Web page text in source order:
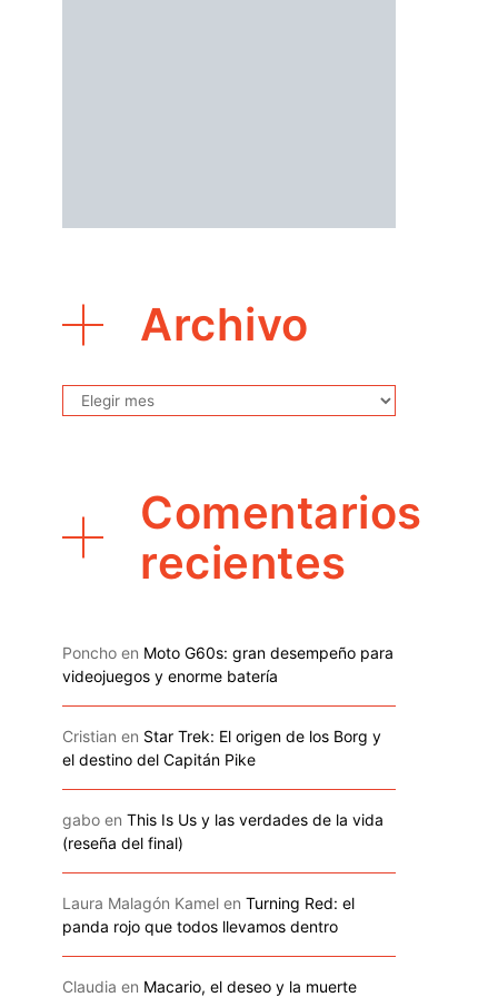
Archivo
Archivo
Comentarios
recientes
Poncho en Moto G60s: gran desempeño para
videojuegos y enorme batería
Cristian en Star Trek: El origen de los Borg y
el destino del Capitán Pike
gabo en This Is Us y las verdades de la vida
(reseña del final)
Laura Malagón Kamel en Turning Red: el
panda rojo que todos llevamos dentro
Claudia en Macario, el deseo y la muerte